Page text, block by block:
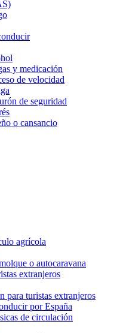
y medicación
de velocidad
de seguridad
o cansancio
agrícola
o autocaravana
extranjeros
para turistas extranjeros
por España
de circulación